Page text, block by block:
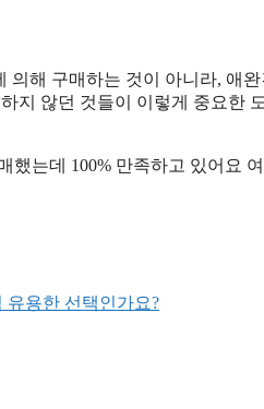
의해 구매하는 것이 아니라, 애
지 않던 것들이 이렇게 중요한
는데 100% 만족하고 있어요
유용한 선택인가요?